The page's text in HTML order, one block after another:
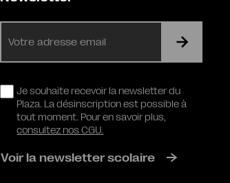
mail
RGPDJe souhaite recevoir la newsletter du
Plaza. La désinscription est possible à
tout moment. Pour en savoir plus,
consultez nos CGU.
Voir la newsletter scolaire